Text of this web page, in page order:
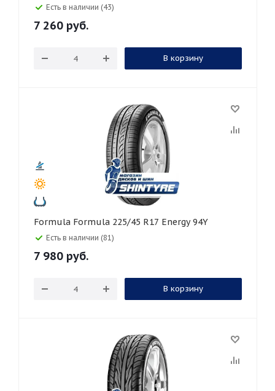
Есть в наличии (43)
7 260 руб.
В корзину
Formula Formula 225/45 R17 Energy 94Y
Есть в наличии (81)
7 980 руб.
В корзину